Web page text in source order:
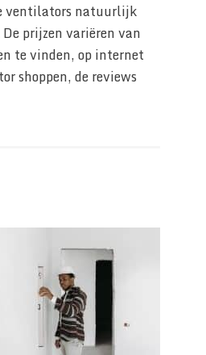
ventilators natuurlijk
prijzen variëren van
te vinden, op internet
shoppen, de reviews